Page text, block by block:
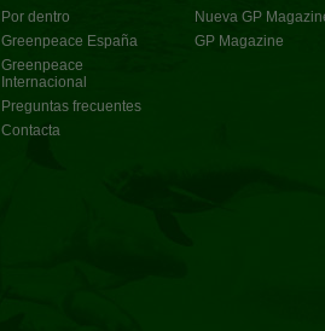
Por dentro
Greenpeace España
Greenpeace
Internacional
Preguntas frecuentes
Contacta
Nueva GP
GP Magazine